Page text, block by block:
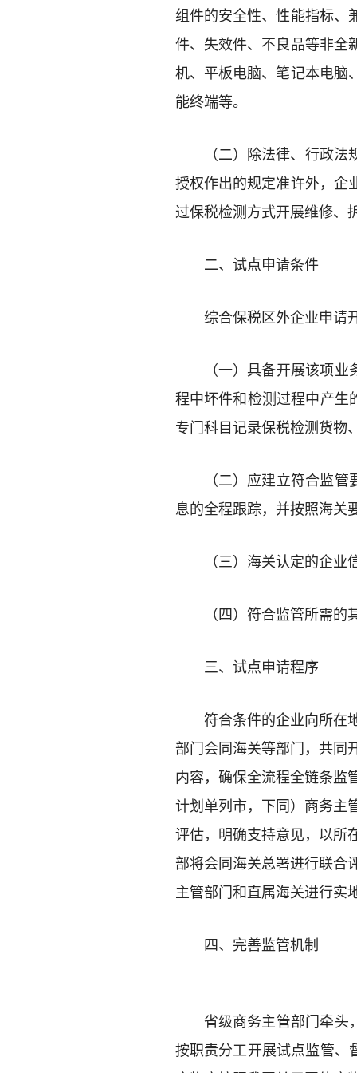
组件的安全性、性能指标、
件、失效件、不良品等非全
机、平板电脑、笔记本电脑
能终端等。
（二） 除法律、行政法
授权作出的规定准许外，企
过保税检测方式开展维修、
二、试点申请条件
综合保税区外企业申请
（一） 具备开展该项业
程中坏件和检测过程中产生
专门科目记录保税检测货物
（二） 应建立符合监管
息的全程跟踪，并按照海关
（三） 海关认定的企业
（四） 符合监管所需的
三、试点申请程序
符合条件的企业向所在
部门会同海关等部门，共同
内容， 确保全流程全链条监
计划单列市，下同）商务主
评估，明确支持意见，以所
部将会同海关总署进行联合
主管部门和直属海关进行实
四、 完善监管机制
省级商务主管部门牵头
按职责分工开展试点监管